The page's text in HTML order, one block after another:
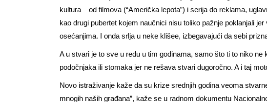
kultura – od filmova (“Američka lepota”) i serija do reklama,
kao drugi pubertet kojem naučnici nisu toliko pažnje poklanjali
osećanjima. I onda srlja u neke klišee, izbegavajući da sebi
A u stvari je to sve u redu u tim godinama, samo što ti to niko
podočnjaka ili stomaka jer ne rešava stvari dugoročno. A i taj
Novo istraživanje kaže da su krize srednjih godina veoma
mnogih naših građana”, kaže se u radnom dokumentu